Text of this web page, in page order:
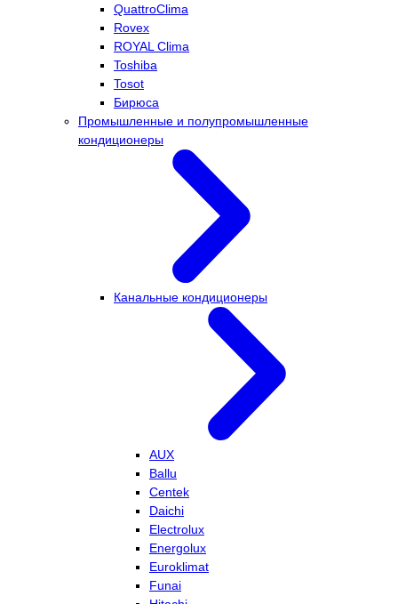
QuattroClima
Rovex
ROYAL Clima
Toshiba
Tosot
Бирюса
Промышленные и полупромышленные
кондиционеры
Канальные кондиционеры
AUX
Ballu
Centek
Daichi
Electrolux
Energolux
Euroklimat
Funai